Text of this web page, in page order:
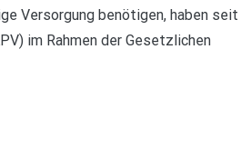
Versorgung benötigen, haben seit
im Rahmen der Gesetzlichen